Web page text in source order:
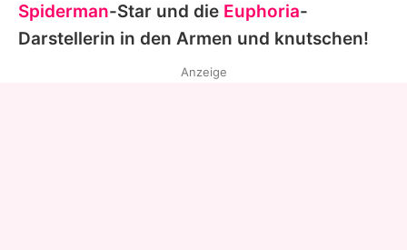
Spiderman-Star und die Euphoria-
Darstellerin in den Armen und knutschen!
Anzeige